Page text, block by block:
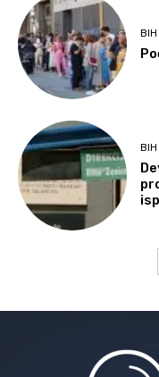
BIH
BIH